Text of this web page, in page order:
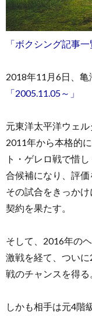
「ボクシング記事
2018年11月6日、亀
「2005.11.05～」
元東洋太平洋ウェル
2011年から本格的
ト・ゲレロ戦で惜
合候補になり、評価
その試合をきっか
契約を果たす。
そして、2016年の
激戦を経て、つい
戦のチャンスを得る
しかも相手は元4階